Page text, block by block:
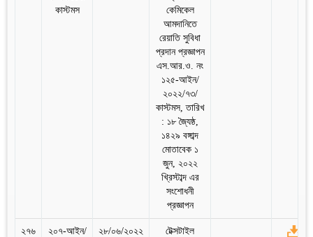
কাস্টমস
কেমিকেল
আমদানিতে
রেয়াতি সুবিধা
প্রদান প্রজ্ঞাপন
এস.আর.ও. নং
১২৫-আইন/
২০২২/৭৩/
কাস্টমস, তারিখ
: ১৮ জ্যৈষ্ঠ,
১৪২৯ বঙ্গাব্দ
মোতাবেক ১
জুন, ২০২২
খ্রিস্টাব্দ এর
সংশোধনী
প্রজ্ঞাপন
২৭৬
২০৭-আইন/
২৮/০৬/২০২২
টেক্সটাইল